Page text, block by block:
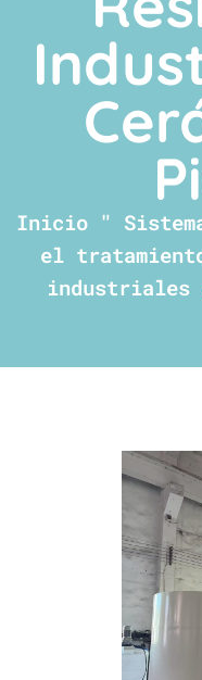
Inicio "
el
industriales